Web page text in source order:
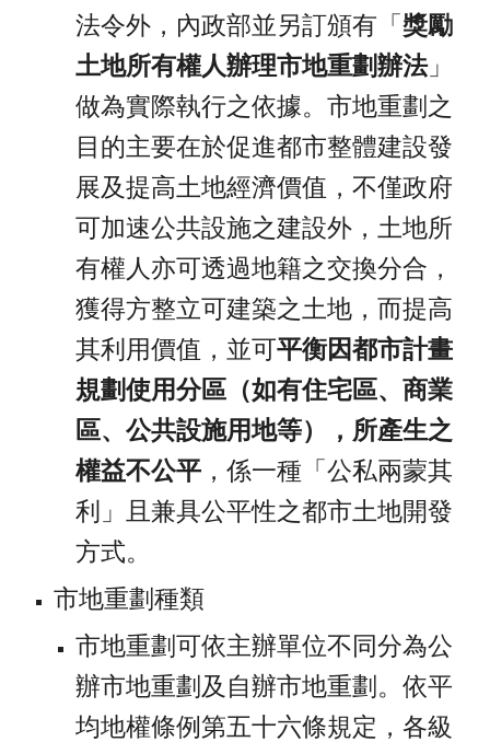
法令外，內政部並另訂頒有「獎勵
土地所有權人辦理市地重劃辦法」
做為實際執行之依據。市地重劃之
目的主要在於促進都市整體建設發
展及提高土地經濟價值，不僅政府
可加速公共設施之建設外，土地所
有權人亦可透過地籍之交換分合，
獲得方整立可建築之土地，而提高
其利用價值，並可平衡因都市計畫
規劃使用分區（如有住宅區、商業
區、公共設施用地等），所產生之
權益不公平 ，係一種「公私兩蒙其
利」且兼具公平性之都市土地開發
方式。
市地重劃種類
市地重劃可依主辦單位不同分為公
辦市地重劃及自辦市地重劃。依平
均地權條例第五十六條規定，各級